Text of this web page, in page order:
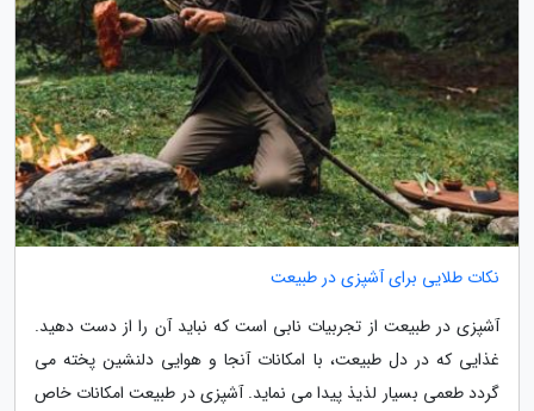
نکات طلایی برای آشپزی در طبیعت
آشپزی در طبیعت از تجربیات نابی است که نباید آن را از دست دهید.
غذایی که در دل طبیعت، با امکانات آنجا و هوایی دلنشین پخته می
گردد طعمی بسیار لذیذ پیدا می نماید. آشپزی در طبیعت امکانات خاص